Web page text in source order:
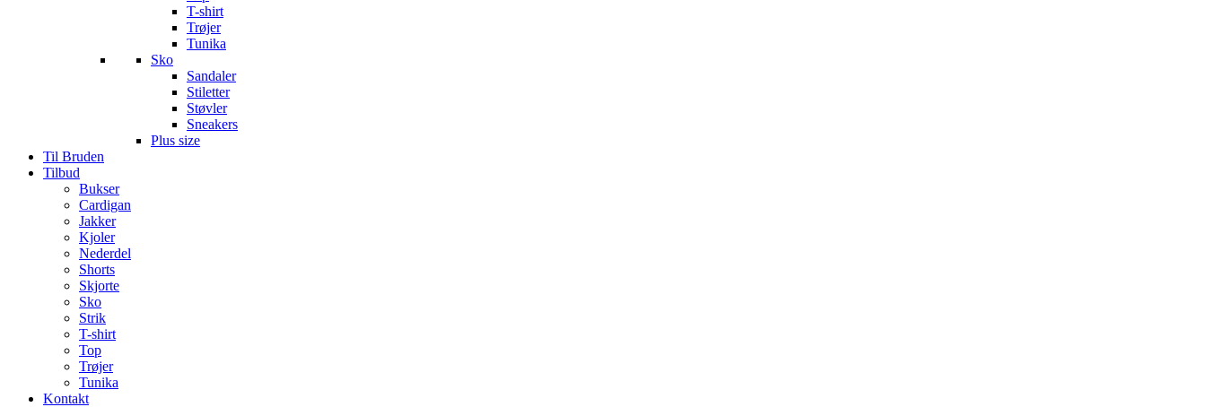
T-shirt
Trøjer
Tunika
Sko
Sandaler
Stiletter
Støvler
Sneakers
Plus size
Til Bruden
Tilbud
Bukser
Cardigan
Jakker
Kjoler
Nederdel
Shorts
Skjorte
Sko
Strik
T-shirt
Top
Trøjer
Tunika
Kontakt